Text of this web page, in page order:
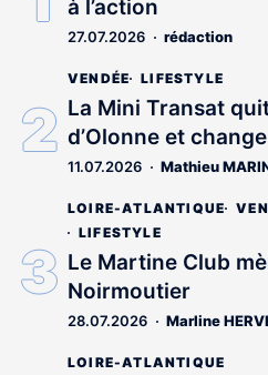
à l’action
27.07.2026 rédaction
VENDÉE LIFESTYLE
La Mini Transat
d’Olonne et
11.07.2026 Mathieu
LOIRE-ATLANTIQUE
LIFESTYLE
Le Martine Club
Noirmoutier
28.07.2026 Marline
LOIRE-ATLANTIQUE